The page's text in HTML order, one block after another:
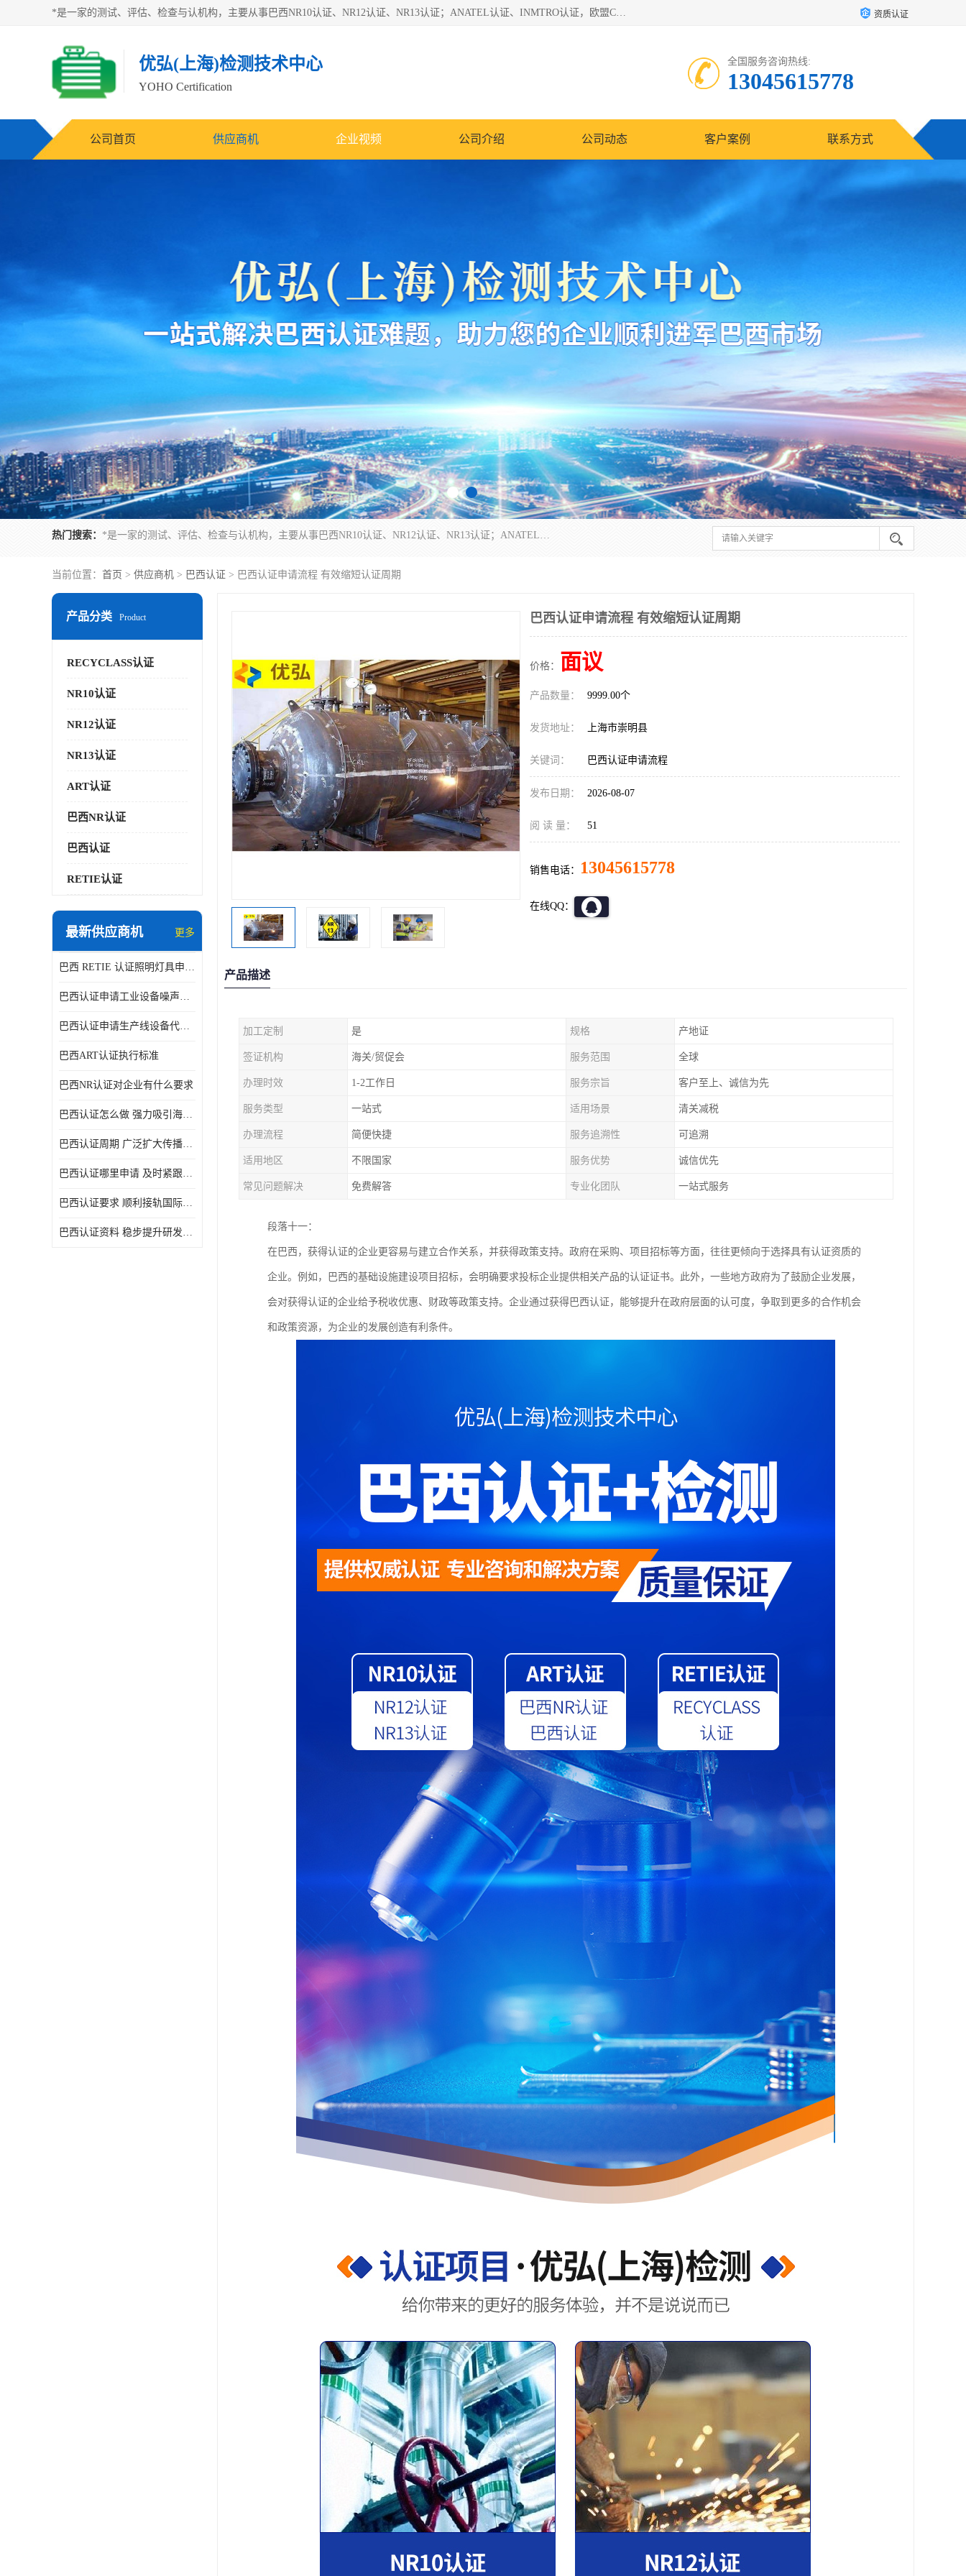
*是一家的测试、评估、检查与认机构，主要从事巴西NR10认证、NR12认证、NR13认证；ANATEL认证、INMTRO认证，欧盟CE认证：MD认证，PED认证，MID认证，ATEX认证，德国蓝色天使认证。 资质认证
优弘(上海)检测技术中心
YOHO Certification
全国服务咨询热线:
13045615778
公司首页 供应商机 企业视频 公司介绍 公司动态 客户案例 联系方式
热门搜索： *是一家的测试、评估、检查与认机构，主要从事巴西NR10认证、NR12认证、NR13认证；ANATEL认证、INMTRO认证，欧盟CE认证：MD认证，PED认证，MID认证，ATEX认证，德国蓝色天使认证。
当前位置： 首页 > 供应商机 > 巴西认证 > 巴西认证申请流程 有效缩短认证周期
产品分类 Product
RECYCLASS认证
NR10认证
NR12认证
NR13认证
ART认证
巴西NR认证
巴西认证
RETIE认证
最新供应商机 更多
巴西 RETIE 认证照明灯具申请 RETIE 认证
巴西认证申请工业设备噪声控制认证规范
巴西认证申请生产线设备代理机构选择
巴西ART认证执行标准
巴西NR认证对企业有什么要求
巴西认证怎么做 强力吸引海外投资
巴西认证周期 广泛扩大传播范围
巴西认证哪里申请 及时紧跟法规变化
巴西认证要求 顺利接轨国际规范
巴西认证资料 稳步提升研发能力
巴西认证申请流程 有效缩短认证周期
价格： 面议
产品数量： 9999.00个
发货地址： 上海市崇明县
关键词： 巴西认证申请流程
发布日期： 2026-08-07
阅 读 量： 51
销售电话： 13045615778
在线QQ：
产品描述
加工定制 是 规格 产地证
签证机构 海关/贸促会 服务范围 全球
办理时效 1-2工作日 服务宗旨 客户至上、诚信为先
服务类型 一站式 适用场景 清关减税
办理流程 简便快捷 服务追溯性 可追溯
适用地区 不限国家 服务优势 诚信优先
常见问题解决 免费解答 专业化团队 一站式服务
段落十一：
在巴西，获得认证的企业更容易与建立合作关系，并获得政策支持。政府在采购、项目招标等方面，往往更倾向于选择具有认证资质的
企业。例如，巴西的基础设施建设项目招标，会明确要求投标企业提供相关产品的认证证书。此外，一些地方政府为了鼓励企业发展，
会对获得认证的企业给予税收优惠、财政等政策支持。企业通过获得巴西认证，能够提升在政府层面的认可度，争取到更多的合作机会
和政策资源，为企业的发展创造有利条件。